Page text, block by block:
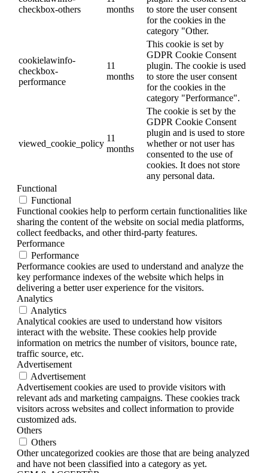
checkbox-others
months
to store the user consent
for the cookies in the
category "Other.
cookielawinfo-
checkbox-
performance
11
months
This cookie is set by
GDPR Cookie Consent
plugin. The cookie is used
to store the user consent
for the cookies in the
category "Performance".
viewed_cookie_policy
11
months
The cookie is set by the
GDPR Cookie Consent
plugin and is used to store
whether or not user has
consented to the use of
cookies. It does not store
any personal data.
Functional
Functional
Functional cookies help to perform certain functionalities like
sharing the content of the website on social media platforms,
collect feedbacks, and other third-party features.
Performance
Performance
Performance cookies are used to understand and analyze the
key performance indexes of the website which helps in
delivering a better user experience for the visitors.
Analytics
Analytics
Analytical cookies are used to understand how visitors
interact with the website. These cookies help provide
information on metrics the number of visitors, bounce rate,
traffic source, etc.
Advertisement
Advertisement
Advertisement cookies are used to provide visitors with
relevant ads and marketing campaigns. These cookies track
visitors across websites and collect information to provide
customized ads.
Others
Others
Other uncategorized cookies are those that are being analyzed
and have not been classified into a category as yet.